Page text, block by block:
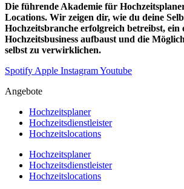
Die führende Akademie für
Locations. Wir zeigen dir, wie du deine
Hochzeitsbranche erfolgreich betreibst, ein
Hochzeitsbusiness aufbaust und die
selbst zu verwirklichen.
Spotify Apple InstagramYoutube
Angebote
Hochzeitsplaner
Hochzeitsdienstleister
Hochzeitslocations
Hochzeitsplaner
Hochzeitsdienstleister
Hochzeitslocations